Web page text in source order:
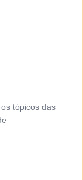
tópicos das